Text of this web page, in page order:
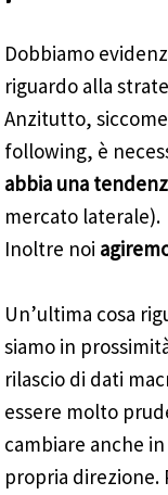
Dobbiamo
riguardo alla
Anzitutto,
following, è
abbia una
mercato laterale).
Inoltre noi
Un’ultima cosa
siamo in
rilascio di dati
essere molto
cambiare anche
propria direzione.